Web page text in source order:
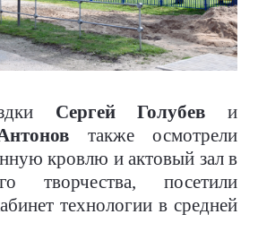
Сергей Голубев и
также осмотрели
кровлю и актовый зал в
творчества, посетили
технологии в средней